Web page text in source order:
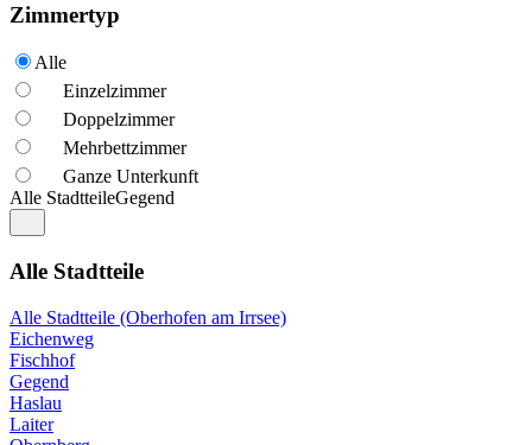
Zimmertyp
Alle
Einzelzimmer
Doppelzimmer
Mehrbettzimmer
Ganze Unterkunft
Alle StadtteileGegend
Alle Stadtteile
Alle Stadtteile (Oberhofen am Irrsee)
Eichenweg
Fischhof
Gegend
Haslau
Laiter